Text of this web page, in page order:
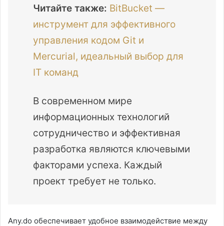
Читайте также: BitBucket —
инструмент для эффективного
управления кодом Git и
Mercurial, идеальный выбор для
IT команд
В современном мире
информационных технологий
сотрудничество и эффективная
разработка являются ключевыми
факторами успеха. Каждый
проект требует не только.
Any.do обеспечивает удобное взаимодействие между